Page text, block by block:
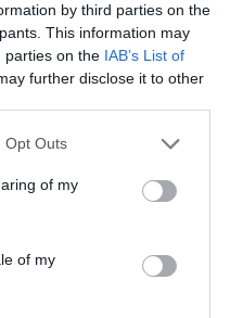
by third parties on the
This information may
parties on the IAB’s List of
further disclose it to other
Opt Outs
of my
of my
πιο δυνατά, πιο
Κριζ. Μπορεί να έχουν
όλοι, όμως η παλίρροια
Δημιουργεί μια
ταυτόχρονα.
κατευθύνθηκε προς μια